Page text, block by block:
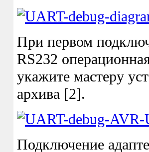
При первом
RS232
укажите мастеру
архива [2].
Подключение